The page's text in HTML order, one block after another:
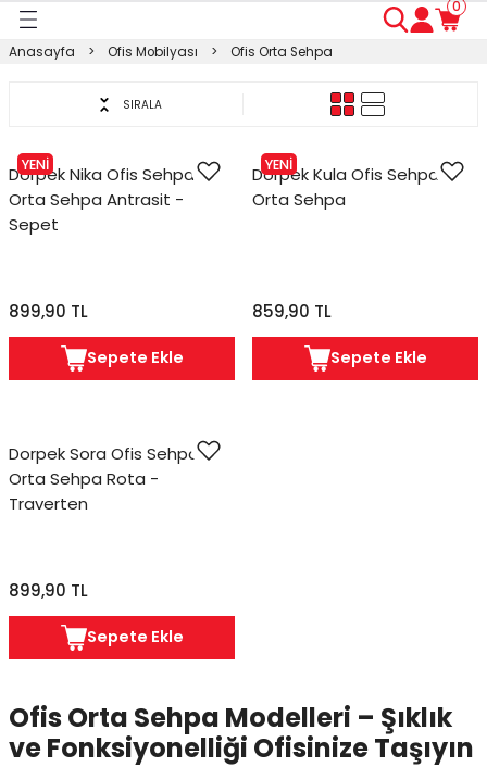
Dolabı
0
Anasayfa Ofis Mobilyası Ofis Orta Sehpa
SIRALA
YENİ
Dorpek Nika Ofis Sehpası
Orta Sehpa Antrasit -
Sepet
899,90 TL
Sepete Ekle
YENİ
Dorpek Kula Ofis Sehpası
Orta Sehpa
859,90 TL
Sepete Ekle
Dorpek Sora Ofis Sehpası
Orta Sehpa Rota -
Traverten
899,90 TL
Sepete Ekle
Ofis Orta Sehpa Modelleri – Şıklık
ve Fonksiyonelliği Ofisinize Taşıyın